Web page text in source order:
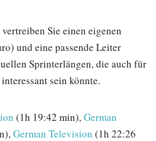
vertreiben Sie einen eigenen
und eine passende Leiter
Sprinterlängen, die auch für
sein könnte.
(1h 19:42 min), German
German Television (1h 22:26